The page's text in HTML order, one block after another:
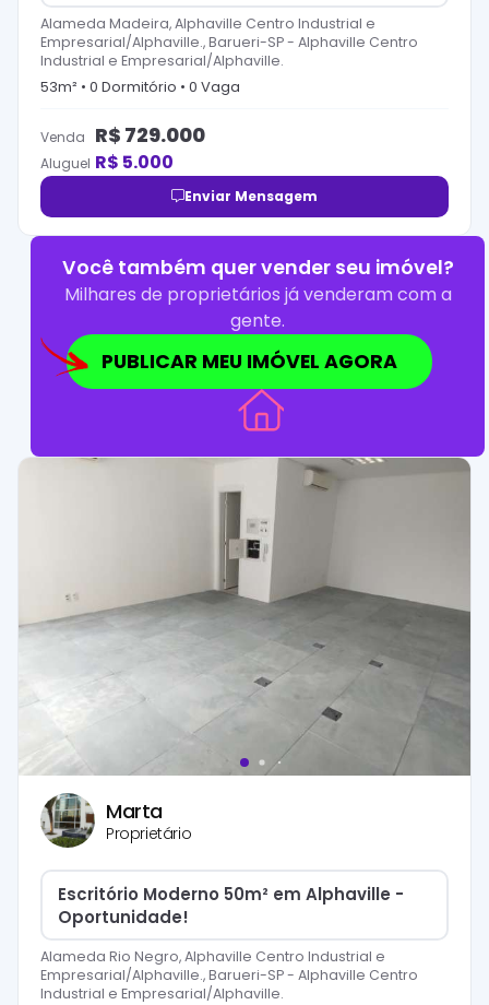
Alameda Madeira, Alphaville Centro Industrial e
Empresarial/Alphaville., Barueri-SP- Alphaville Centro
Industrial e Empresarial/Alphaville.
53m² • 0 Dormitório • 0 Vaga
Venda R$ 729.000
Aluguel R$ 5.000
Enviar Mensagem
Você também quer vender seu imóvel?
Milhares de proprietários já venderam com a
gente.
PUBLICAR MEU IMÓVEL AGORA
Marta
Proprietário
Escritório Moderno 50m² em Alphaville -
Oportunidade!
Alameda Rio Negro, Alphaville Centro Industrial e
Empresarial/Alphaville., Barueri-SP- Alphaville Centro
Industrial e Empresarial/Alphaville.